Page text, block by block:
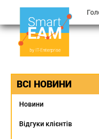
ВСІ НОВИНИ
Новини
Відгуки клієнтів